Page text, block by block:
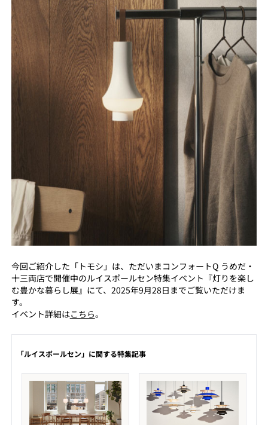
今回ご紹介した「トモシ」は、ただいまコンフォートQ うめだ・
十三両店で開催中のルイスポールセン特集イベント『灯りを楽し
む豊かな暮らし展』にて、2025年9月28日までご覧いただけま
す。
イベント詳細はこちら。
「ルイスポールセン」に関する特集記事